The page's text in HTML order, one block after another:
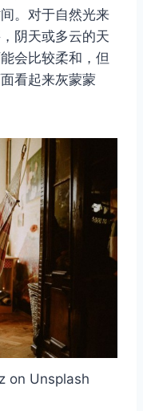
。对于自然光来
阴天或多云的天
会比较柔和，但
看起来灰蒙蒙
on Unsplash